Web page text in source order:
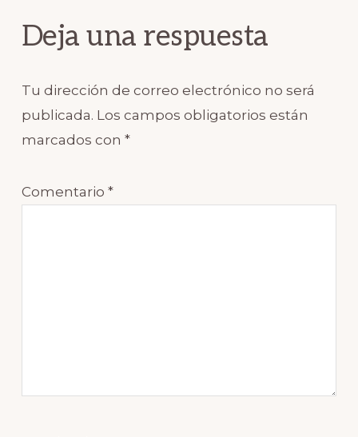
Deja una respuesta
Tu dirección de correo electrónico no será
publicada. Los campos obligatorios están
marcados con *
Comentario *